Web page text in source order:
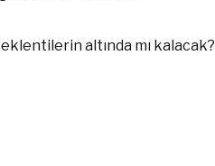
altında mı kalacak?